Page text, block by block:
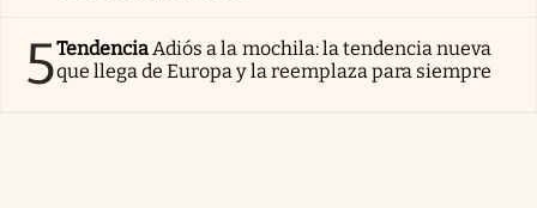
5TendenciaAdiós a la mochila: la tendencia nueva
que llega de Europa y la reemplaza para siempre